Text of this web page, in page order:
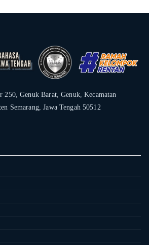
250, Genuk Barat, Genuk, Kecamatan
Semarang, Jawa Tengah 50512